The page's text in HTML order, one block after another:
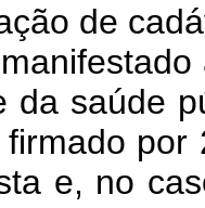
de
da saúde
e, no